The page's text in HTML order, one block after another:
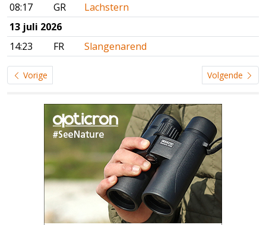
08:17
GR
Lachstern
13 juli 2026
14:23
FR Slangenarend
Vorige Volgende